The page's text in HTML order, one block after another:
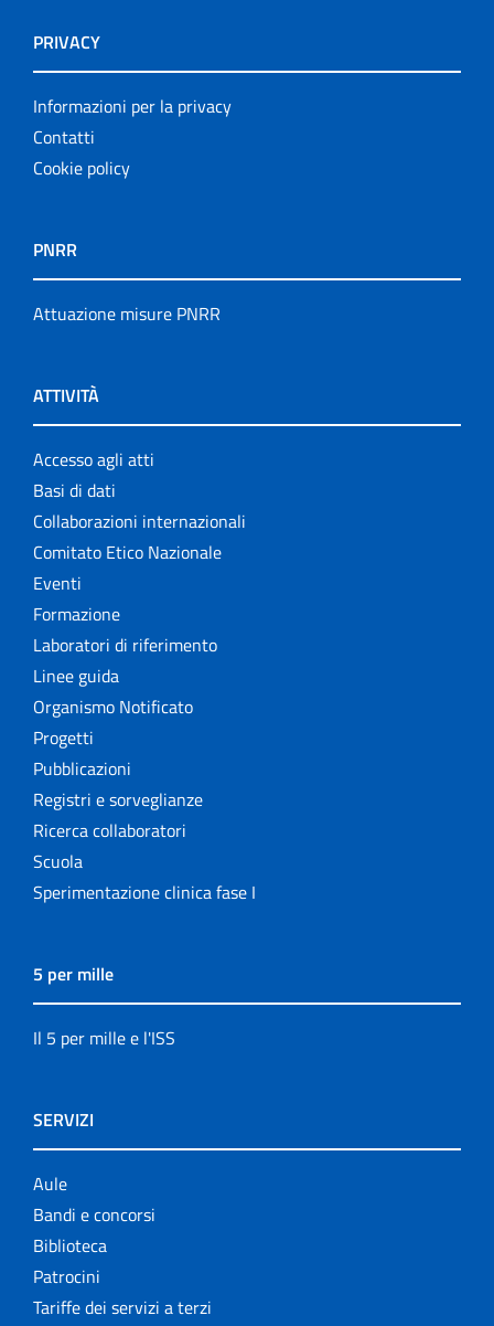
PRIVACY
Informazioni per la privacy
Contatti
Cookie policy
PNRR
Attuazione misure PNRR
ATTIVITÀ
Accesso agli atti
Basi di dati
Collaborazioni internazionali
Comitato Etico Nazionale
Eventi
Formazione
Laboratori di riferimento
Linee guida
Organismo Notificato
Progetti
Pubblicazioni
Registri e sorveglianze
Ricerca collaboratori
Scuola
Sperimentazione clinica fase I
5 per mille
Il 5 per mille e l'ISS
SERVIZI
Aule
Bandi e concorsi
Biblioteca
Patrocini
Tariffe dei servizi a terzi